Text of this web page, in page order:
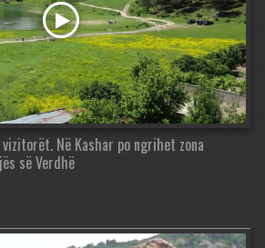
Në Kashar po ngrihet zona
së Verdhë